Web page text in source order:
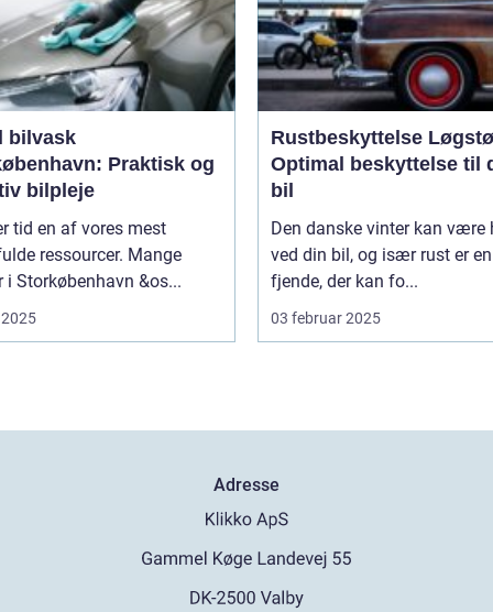
bilvask
Praktisk og
bilpleje
tid en af vores mest
ressourcer. Mange
i Storkøbenhavn &os...
Rustbeskyttelse
Optimal beskyttelse til
bil
Den danske vinter kan være
ved din bil, og især rust er en
fjende, der kan fo...
03 februar 2025
Adresse